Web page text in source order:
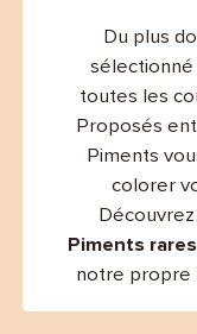
Du plus
sélectionné
toutes les
Proposés
Piments
colorer
Piments
notre propre